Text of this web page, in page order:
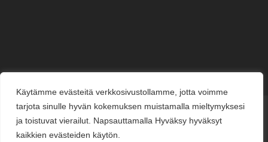
Käytämme evästeitä verkkosivustollamme, jotta voimme
tarjota sinulle hyvän kokemuksen muistamalla mieltymyksesi
ja toistuvat vierailut. Napsauttamalla Hyväksy hyväksyt
kaikkien evästeiden käytön.
Credit
MasterCard
Visa
Visa